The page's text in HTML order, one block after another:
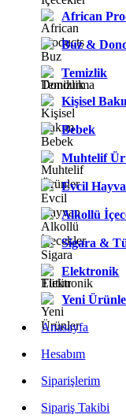
African
Buz &
Temizlik
Kişisel
Bebek
Muhtelif
Evcil
Alkollü
Sigara &
Elektronik
Yeni
Anasayfa
Hesabım
Siparişlerim
Sipariş Takibi